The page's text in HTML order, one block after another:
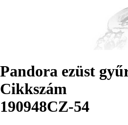
Pandora ezüst
Cikkszám
190948CZ-54